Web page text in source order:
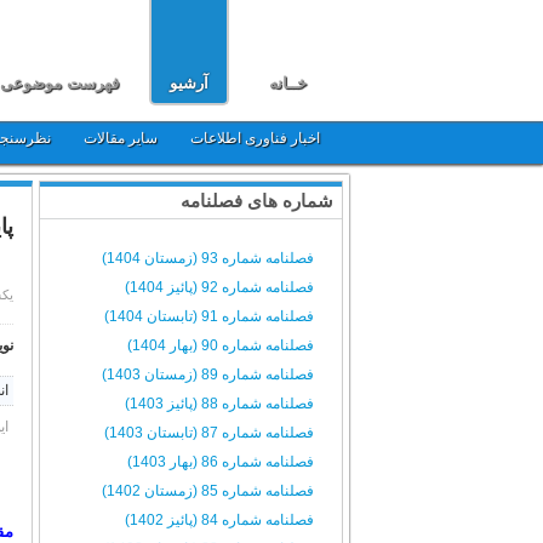
خــانه آرشیو فهرست موضوعی
اخبار فناوری اطلاعات سایر مقالات
یکشنبه,
شماره های فصلنامه
فصلنامه شماره 93 (زمستان 1404)
فصلنامه شماره 92 (پائیز 1404)
فصلنامه شماره 91 (تابستان 1404)
فصلنامه شماره 90 (بهار 1404)
فصلنامه شماره 89 (زمستان 1403)
فصلنامه شماره 88 (پائیز 1403)
فصلنامه شماره 87 (تابستان 1403)
فصلنامه شماره 86 (بهار 1403)
فصلنامه شماره 85 (زمستان 1402)
فصلنامه شماره 84 (پائیز 1402)